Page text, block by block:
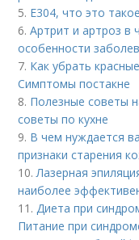
5. Е304, что это
6.Артрит и артроз в
особенности
7. Как убрать
Симптомы постакне
8. Полезные советы
советы по кухне
9. В чем нуждается
признаки старения
10.Лазерная
наиболее
11.Диета при
Питание при